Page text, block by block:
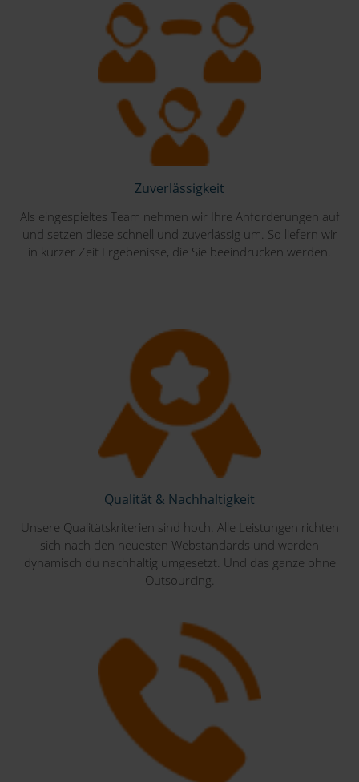
Zuverlässigkeit
Als eingespieltes Team nehmen wir Ihre Anforderungen auf
und setzen diese schnell und zuverlässig um. So liefern wir
in kurzer Zeit Ergebenisse, die Sie beeindrucken werden.
Qualität & Nachhaltigkeit
Unsere Qualitätskriterien sind hoch. Alle Leistungen richten
sich nach den neuesten Webstandards und werden
dynamisch du nachhaltig umgesetzt. Und das ganze ohne
Outsourcing.